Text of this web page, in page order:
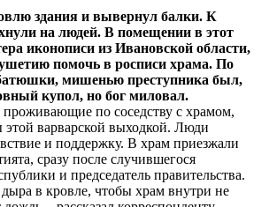
здания и вывернул балки. К
на людей. В помещении в этот
иконописи из Ивановской области,
помочь в росписи храма. По
мишенью преступника был,
купол, но бог миловал.
по соседству с храмом,
варварской выходкой. Люди
и поддержку. В храм приезжали
сразу после случившегося
и председатель правительства.
дыра в кровле, чтобы храм внутри не